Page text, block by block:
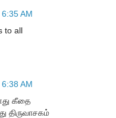
AM
to all
AM
கீதை